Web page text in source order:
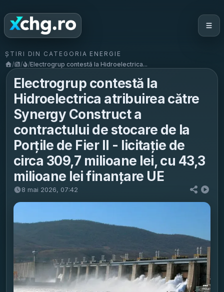
ȘTIRI DIN CATEGORIA ENERGIE
/
/ /Electrogrup contestă la Hidroelectrica...
Electrogrup contestă la
Hidroelectrica atribuirea către
Synergy Construct a
contractului de stocare de la
Porțile de Fier II - licitație de
circa 309,7 milioane lei, cu 43,3
milioane lei finanțare UE
8 mai 2026, 07:42